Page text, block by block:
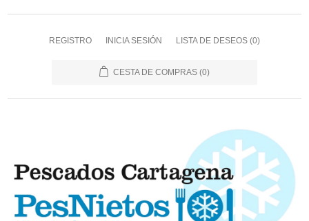
REGISTRO INICIA SESIÓN LISTA DE DESEOS (0)
CESTA DE COMPRAS (0)